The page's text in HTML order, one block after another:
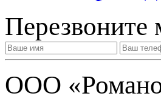
Перезвоните
ООО